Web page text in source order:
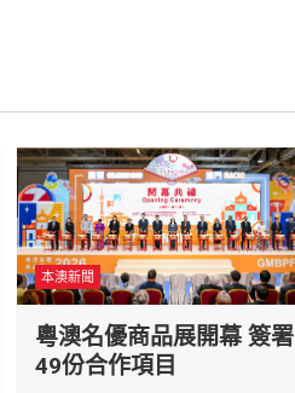
本澳新聞
粵澳名優商品展開幕 簽署
49份合作項目